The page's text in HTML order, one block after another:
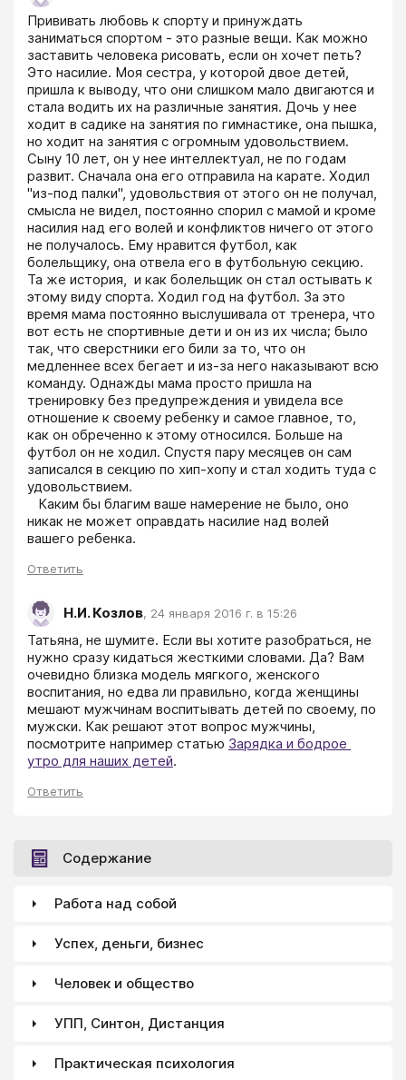
Прививать любовь к спорту и принуждать
заниматься спортом - это разные вещи. Как можно
заставить человека рисовать, если он хочет петь?
Это насилие. Моя сестра, у которой двое детей,
пришла к выводу, что они слишком мало двигаются и
стала водить их на различные занятия. Дочь у нее
ходит в садике на занятия по гимнастике, она пышка,
но ходит на занятия с огромным удовольствием.
Сыну 10 лет, он у нее интеллектуал, не по годам
развит. Сначала она его отправила на карате. Ходил
"из-под палки", удовольствия от этого он не получал,
смысла не видел, постоянно спорил с мамой и кроме
насилия над его волей и конфликтов ничего от этого
не получалось. Ему нравится футбол, как
болельщику, она отвела его в футбольную секцию.
Та же история,  и как болельщик он стал остывать к
этому виду спорта. Ходил год на футбол. За это
время мама постоянно выслушивала от тренера, что
вот есть не спортивные дети и он из их числа; было
так, что сверстники его били за то, что он
медленнее всех бегает и из-за него наказывают всю
команду. Однажды мама просто пришла на
тренировку без предупреждения и увидела все
отношение к своему ребенку и самое главное, то,
как он обреченно к этому относился. Больше на
футбол он не ходил. Спустя пару месяцев он сам
записался в секцию по хип-хопу и стал ходить туда с
удовольствием.
никак не может оправдать насилие над волей
вашего ребенка.
Ответить
Н.И. Козлов, 24 января 2016 г. в 15:26
Татьяна, не шумите. Если вы хотите разобраться, не
нужно сразу кидаться жесткими словами. Да? Вам
очевидно близка модель мягкого, женского
воспитания, но едва ли правильно, когда женщины
мешают мужчинам воспитывать детей по своему, по
мужски. Как решают этот вопрос мужчины,
посмотрите например статью Зарядка и бодрое
утро для наших детей.
Ответить
Содержание
Работа над собой
Успех, деньги, бизнес
Человек и общество
УПП, Синтон, Дистанция
Практическая психология